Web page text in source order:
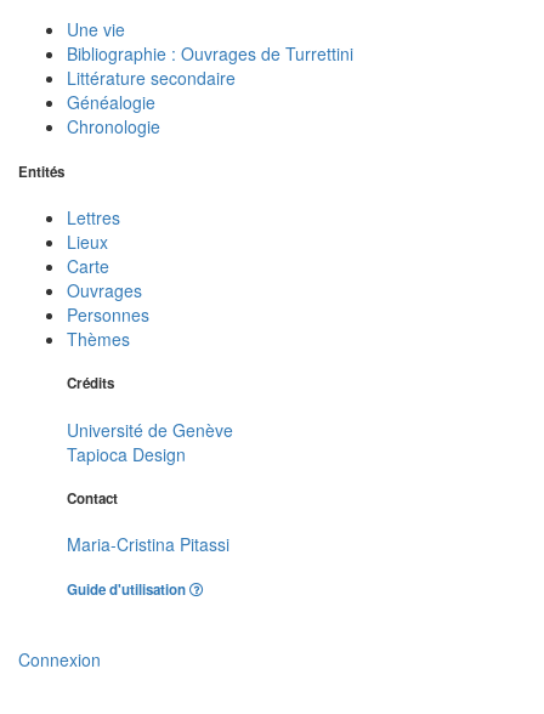
Une vie
Bibliographie : Ouvrages de Turrettini
Littérature secondaire
Généalogie
Chronologie
Entités
Lettres
Lieux
Carte
Ouvrages
Personnes
Thèmes
Crédits
Université de Genève
Tapioca Design
Contact
Maria-Cristina Pitassi
Guide d'utilisation
Connexion